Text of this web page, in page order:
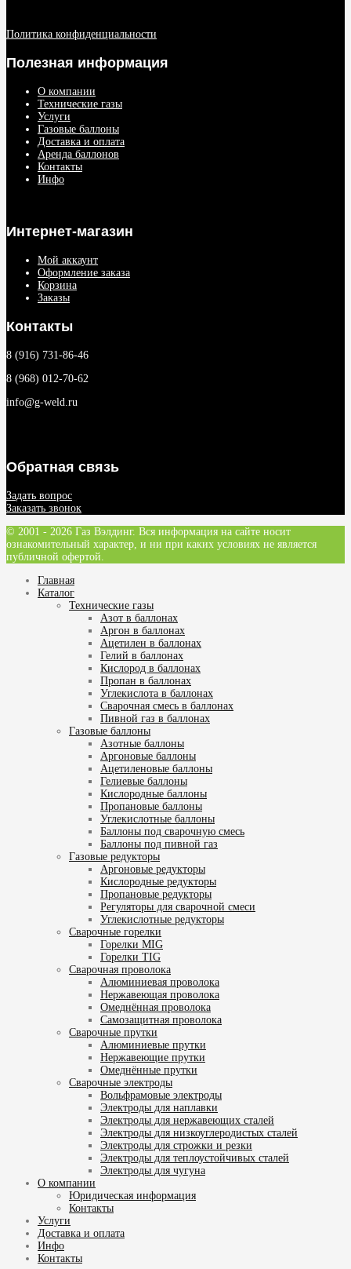
Политика конфиденциальности
Полезная информация
О компании
Технические газы
Услуги
Газовые баллоны
Доставка и оплата
Аренда баллонов
Контакты
Инфо
Интернет-магазин
Мой аккаунт
Оформление заказа
Корзина
Заказы
Контакты
8 (916) 731-86-46
8 (968) 012-70-62
info@g-weld.ru
Обратная связь
Задать вопрос
Заказать звонок
© 2001 - 2026 Газ Вэлдинг. Вся информация на сайте носит
ознакомительный характер, и ни при каких условиях не является
публичной офертой.
Главная
Каталог
Технические газы
Азот в баллонах
Аргон в баллонах
Ацетилен в баллонах
Гелий в баллонах
Кислород в баллонах
Пропан в баллонах
Углекислота в баллонах
Сварочная смесь в баллонах
Пивной газ в баллонах
Газовые баллоны
Азотные баллоны
Аргоновые баллоны
Ацетиленовые баллоны
Гелиевые баллоны
Кислородные баллоны
Пропановые баллоны
Углекислотные баллоны
Баллоны под сварочную смесь
Баллоны под пивной газ
Газовые редукторы
Аргоновые редукторы
Кислородные редукторы
Пропановые редукторы
Регуляторы для сварочной смеси
Углекислотные редукторы
Сварочные горелки
Горелки MIG
Горелки TIG
Сварочная проволока
Алюминиевая проволока
Нержавеющая проволока
Омеднённая проволока
Самозащитная проволока
Сварочные прутки
Алюминиевые прутки
Нержавеющие прутки
Омеднённые прутки
Сварочные электроды
Вольфрамовые электроды
Электроды для наплавки
Электроды для нержавеющих сталей
Электроды для низкоуглеродистых сталей
Электроды для строжки и резки
Электроды для теплоустойчивых сталей
Электроды для чугуна
О компании
Юридическая информация
Контакты
Услуги
Доставка и оплата
Инфо
Контакты